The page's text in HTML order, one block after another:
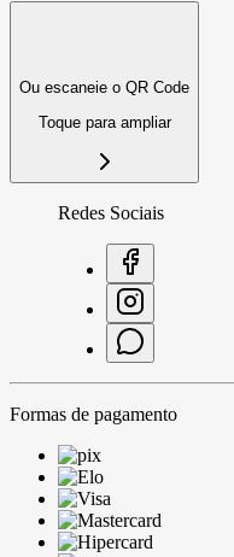
Ou escaneie o QR Code
Toque para ampliar
Redes Sociais
Formas de pagamento